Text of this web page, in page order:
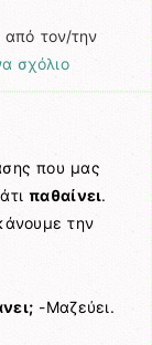
από τον/την
σχόλιο
που μας
παθαίνει.
την
-Μαζεύει.